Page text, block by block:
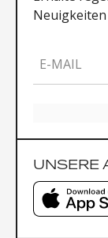
Neuigkeiten
E-MAIL
UNSERE